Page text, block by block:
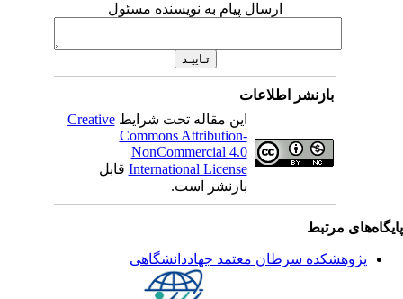
ارسال پیام به نویسنده مسئول
بازنشر اطلاعات
این مقاله تحت شرایطCreative
Commons Attribution-
NonCommercial 4.0
International Licenseقابل
بازنشر است.
مرتبط
پژوهشکده سرطان معتمد جهاددانشگاهی